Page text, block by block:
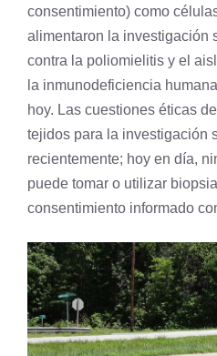
consentimiento) como
alimentaron la investigación
contra la poliomielitis y el
la inmunodeficiencia
hoy. Las cuestiones éticas
tejidos para la investigación
recientemente; hoy en día,
puede tomar o utilizar
consentimiento informado